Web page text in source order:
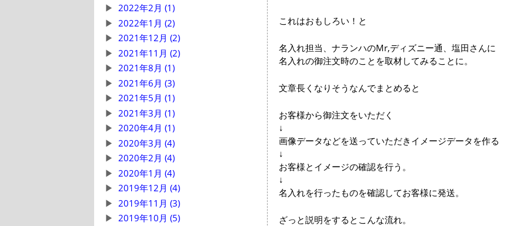
2022年2月 (1)
2022年1月 (2)
2021年12月 (2)
2021年11月 (2)
2021年8月 (1)
2021年6月 (3)
2021年5月 (1)
2021年3月 (1)
2020年4月 (1)
2020年3月 (4)
2020年2月 (4)
2020年1月 (4)
2019年12月 (4)
2019年11月 (3)
2019年10月 (5)
これはおもしろい！と
名入れ担当、ナランハのMr,ディズニー通、塩田さんに
名入れの御注文時のことを取材してみることに。
文章長くなりそうなんでまとめると
お客様から御注文をいただく
↓
画像データなどを送っていただきイメージデータを作る
↓
お客様とイメージの確認を行う。
↓
名入れを行ったものを確認してお客様に発送。
ざっと説明をするとこんな流れ。